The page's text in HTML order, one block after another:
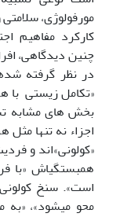
مورفولوژی،
چنین دیدگاهی،
در نظر گرفته
«تکامل زیستی با
بخش های مشابه
اجزاء نه تنها مثل
«کولونی»اند و
همبستگی­اش «با
است». سنخ کولونی
محو می­شود»،